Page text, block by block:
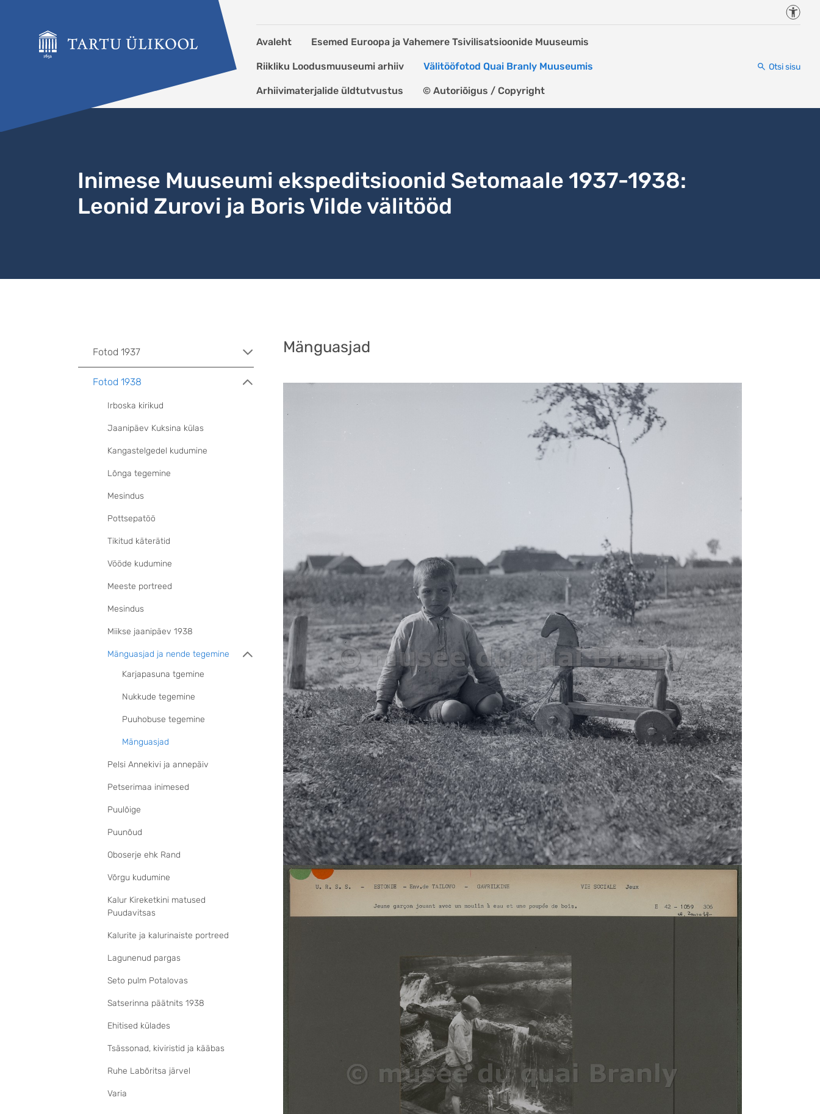
Avaleht Esemed Euroopa ja Vahemere Tsivilisatsioonide Muuseumis
Riikliku Loodusmuuseumi arhiiv Välitööfotod Quai Branly Muuseumis
Arhiivimaterjalide üldtutvustus © Autoriõigus / Copyright
Otsi sisu
Inimese Muuseumi ekspeditsioonid Setomaale 1937-1938:
Leonid Zurovi ja Boris Vilde välitööd
Mänguasjad
Fotod 1937
Fotod 1938
Irboska kirikud
Jaanipäev Kuksina külas
Kangastelgedel kudumine
Lõnga tegemine
Mesindus
Pottsepatöö
Tikitud käterätid
Vööde kudumine
Meeste portreed
Mesindus
Miikse jaanipäev 1938
Mänguasjad ja nende tegemine
Karjapasuna tgemine
Nukkude tegemine
Puuhobuse tegemine
Mänguasjad
Pelsi Annekivi ja annepäiv
Petserimaa inimesed
Puulõige
Puunõud
Oboserje ehk Rand
Võrgu kudumine
Kalur Kireketkini matused
Puudavitsas
Kalurite ja kalurinaiste portreed
Lagunenud pargas
Seto pulm Potalovas
Satserinna päätnits 1938
Ehitised külades
Tsässonad, kiviristid ja kääbas
Ruhe Labõritsa järvel
Varia